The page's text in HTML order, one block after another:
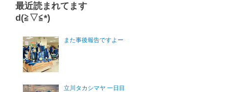
最近読まれてます
d(≧▽≦*)
また事後報告ですよー
立川タカシマヤ 一日目